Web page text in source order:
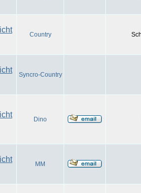
Country
Syncro-Country
Dino
MM